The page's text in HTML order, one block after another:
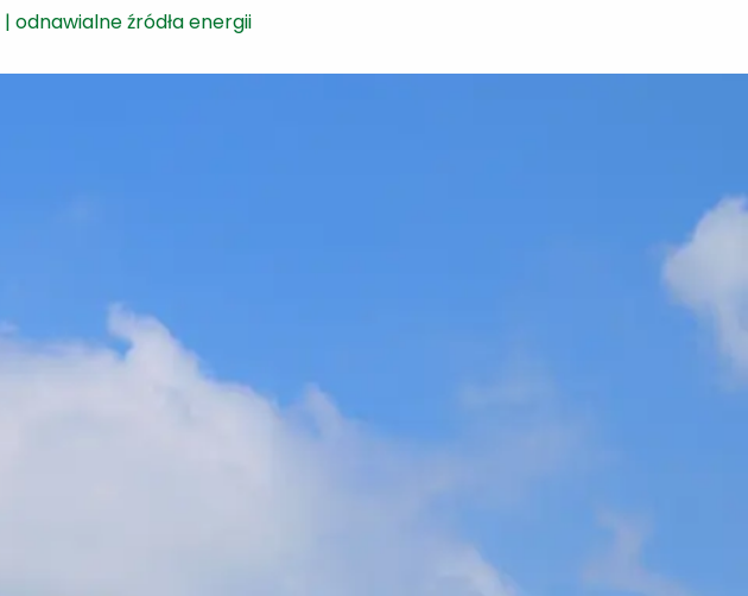
| odnawialne źródła energii